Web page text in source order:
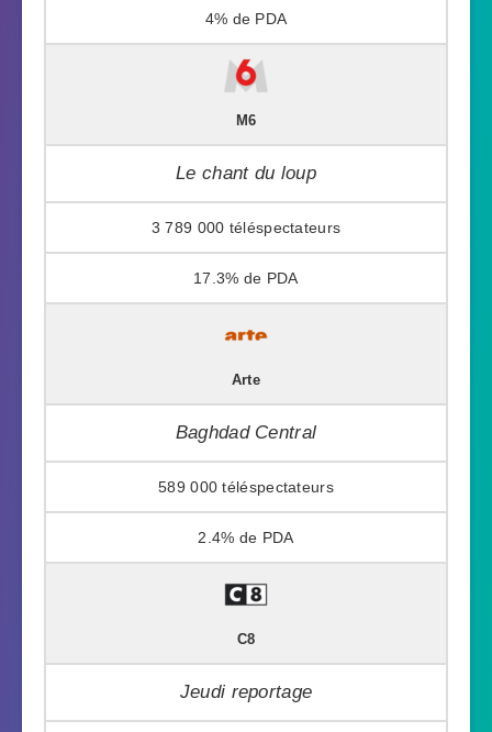
4%
M6
Le chant du loup
3 789 000
17.3%
Arte
Baghdad Central
589 000
2.4%
C8
Jeudi reportage